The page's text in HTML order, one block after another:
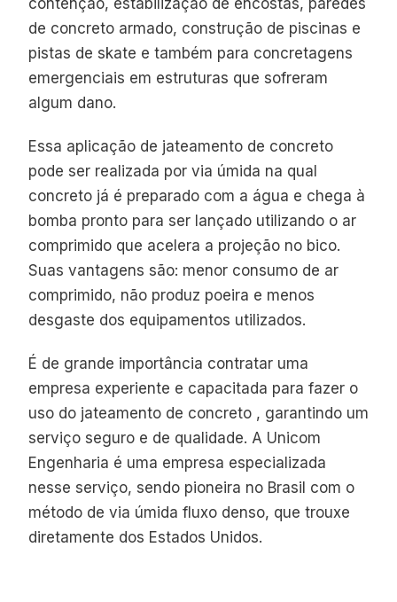
de concreto armado, construção de piscinas e
pistas de skate e também para concretagens
emergenciais em estruturas que sofreram
algum dano.
Essa aplicação de jateamento de concreto
pode ser realizada por via úmida na qual
concreto já é preparado com a água e chega à
bomba pronto para ser lançado utilizando o ar
comprimido que acelera a projeção no bico.
Suas vantagens são: menor consumo de ar
comprimido, não produz poeira e menos
desgaste dos equipamentos utilizados.
É de grande importância contratar uma
empresa experiente e capacitada para fazer o
uso do jateamento de concreto , garantindo um
serviço seguro e de qualidade. A Unicom
Engenharia é uma empresa especializada
nesse serviço, sendo pioneira no Brasil com o
método de via úmida fluxo denso, que trouxe
diretamente dos Estados Unidos.